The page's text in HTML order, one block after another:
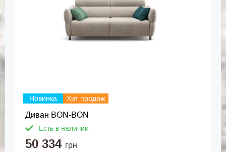
Новинка Хит продаж
Диван BON-BON
Есть в наличии
50 334 грн